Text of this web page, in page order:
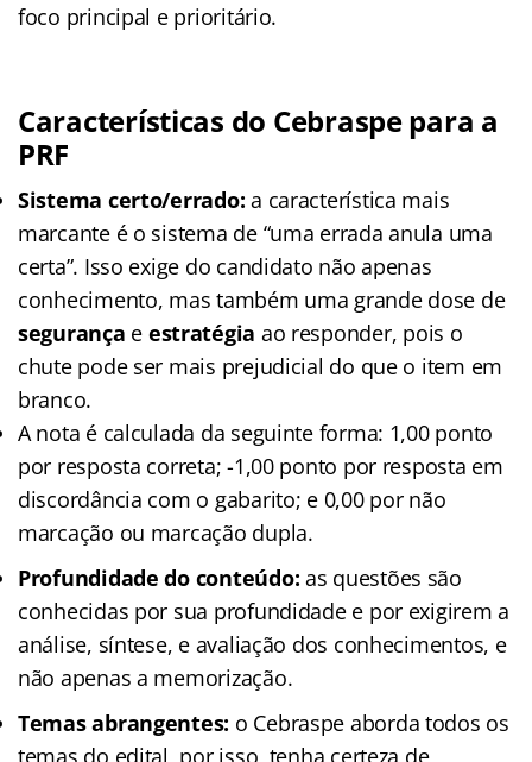
foco principal e prioritário.
Características do Cebraspe para a
PRF
Sistema certo/errado: a característica mais
marcante é o sistema de “uma errada anula uma
certa”. Isso exige do candidato não apenas
conhecimento, mas também uma grande dose de
segurança e estratégia ao responder, pois o
chute pode ser mais prejudicial do que o item em
branco.
A nota é calculada da seguinte forma: 1,00 ponto
por resposta correta; -1,00 ponto por resposta em
discordância com o gabarito; e 0,00 por não
marcação ou marcação dupla.
Profundidade do conteúdo: as questões são
conhecidas por sua profundidade e por exigirem a
análise, síntese, e avaliação dos conhecimentos, e
não apenas a memorização.
Temas abrangentes: o Cebraspe aborda todos os
temas do edital, por isso, tenha certeza de